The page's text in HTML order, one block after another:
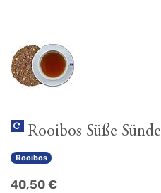
Rooibos Süße Sünde
Rooibos
40,50 €